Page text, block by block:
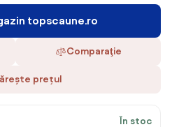
topscaune.ro
Comparaţie
prețul
În stoc